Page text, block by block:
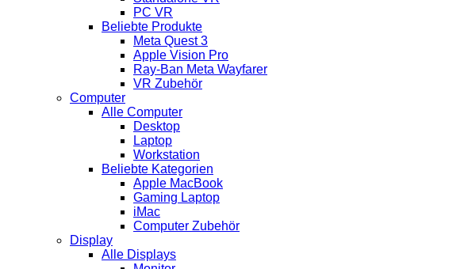
PC VR
Beliebte Produkte
Meta Quest 3
Apple Vision Pro
Ray-Ban Meta Wayfarer
VR Zubehör
Computer
Alle Computer
Desktop
Laptop
Workstation
Beliebte Kategorien
Apple MacBook
Gaming Laptop
iMac
Computer Zubehör
Display
Alle Displays